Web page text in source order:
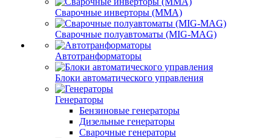
Сварочные инверторы (MMA)
Сварочные полуавтоматы (MIG-MAG)
Автотранформаторы
Блоки автоматического управления
Генераторы
Бензиновые генераторы
Дизельные генераторы
Сварочные генераторы